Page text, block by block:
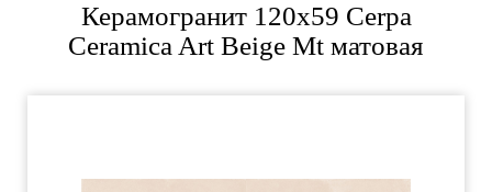
Керамогранит 120x59 Cerpa
Ceramica Art Beige Mt матовая